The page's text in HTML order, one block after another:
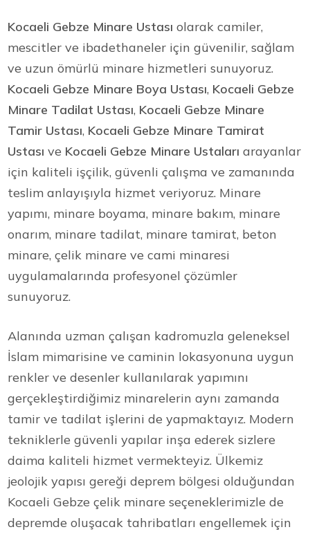
Kocaeli Gebze Minare Ustası olarak camiler,
mescitler ve ibadethaneler için güvenilir, sağlam
ve uzun ömürlü minare hizmetleri sunuyoruz.
Kocaeli Gebze Minare Boya Ustası, Kocaeli Gebze
Minare Tadilat Ustası, Kocaeli Gebze Minare
Tamir Ustası, Kocaeli Gebze Minare Tamirat
Ustası ve Kocaeli Gebze Minare Ustaları arayanlar
için kaliteli işçilik, güvenli çalışma ve zamanında
teslim anlayışıyla hizmet veriyoruz. Minare
yapımı, minare boyama, minare bakım, minare
onarım, minare tadilat, minare tamirat, beton
minare, çelik minare ve cami minaresi
uygulamalarında profesyonel çözümler
sunuyoruz.
Alanında uzman çalışan kadromuzla geleneksel
İslam mimarisine ve caminin lokasyonuna uygun
renkler ve desenler kullanılarak yapımını
gerçekleştirdiğimiz minarelerin aynı zamanda
tamir ve tadilat işlerini de yapmaktayız. Modern
tekniklerle güvenli yapılar inşa ederek sizlere
daima kaliteli hizmet vermekteyiz. Ülkemiz
jeolojik yapısı gereği deprem bölgesi olduğundan
Kocaeli Gebze çelik minare seçeneklerimizle de
depremde oluşacak tahribatları engellemek için